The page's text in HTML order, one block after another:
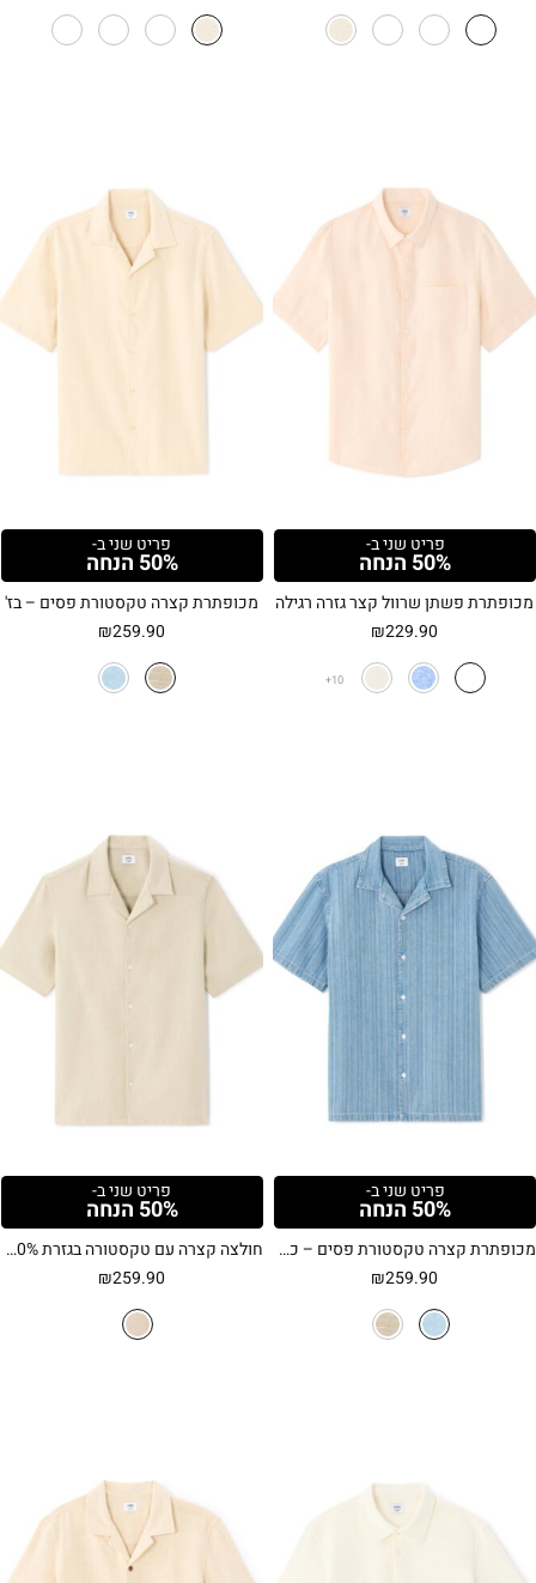
פריט שני ב-
50% הנחה
מכופתרת פשתן שרוול קצר גזרה רגילה
₪229.90
10
פריט שני ב-
50% הנחה
מכופתרת קצרה טקסטורת פסים – בז'
₪259.90
פריט שני ב-
50% הנחה
מכופתרת קצרה טקסטורת פסים – כחול
₪259.90
פריט שני ב-
50% הנחה
חולצה קצרה עם טקסטורה בגזרת Regular, 100% כותנה – בז'
₪259.90